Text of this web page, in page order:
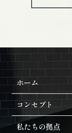
ホーム
コンセプト
私たちの拠点